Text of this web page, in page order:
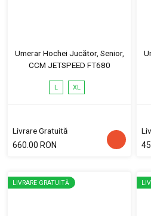
Umerar Hochei Jucător, Senior,
CCM JETSPEED FT680
L XL
Livrare Gratuită
660.00 RON
LIVRARE GRATUITĂ